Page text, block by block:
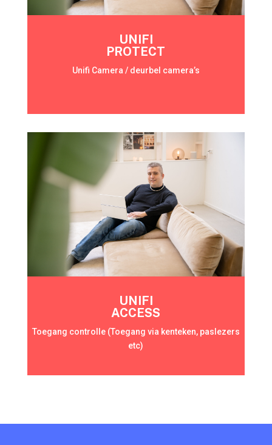
UNIFI
PROTECT
Unifi Camera / deurbel camera’s
UNIFI
ACCESS
Toegang controlle (Toegang via kenteken, paslezers
etc)